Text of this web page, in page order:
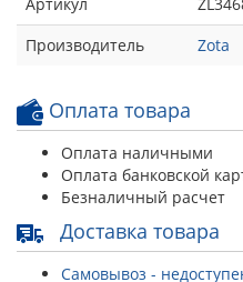
Производитель
Zota
Оплата товара
Оплата наличными
Оплата банковской
Безналичный расчет
Доставка товара
Самовывоз -